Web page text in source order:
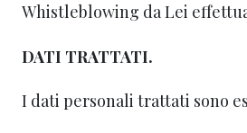
Whistleblowing da Lei
DATI TRATTATI.
I dati personali trattati sono